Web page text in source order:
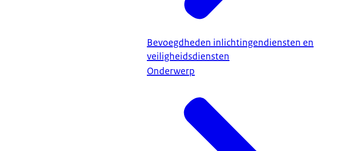
Bevoegdheden inlichtingendiensten en
veiligheidsdiensten
Onderwerp